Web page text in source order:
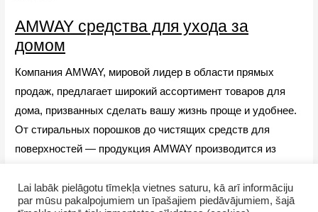
AMWAY cредства для ухода за
домом
Компания AMWAY, мировой лидер в области прямых
продаж, предлагает широкий ассортимент товаров для
дома, призванных сделать вашу жизнь проще и удобнее.
От стиральных порошков до чистящих средств для
поверхностей — продукция AMWAY производится из
превосходную очистку и долговременный результат.
Lai labāk pielāgotu tīmekļa vietnes saturu, kā arī informāciju
par mūsu pakalpojumiem un īpašajiem piedāvājumiem, šajā